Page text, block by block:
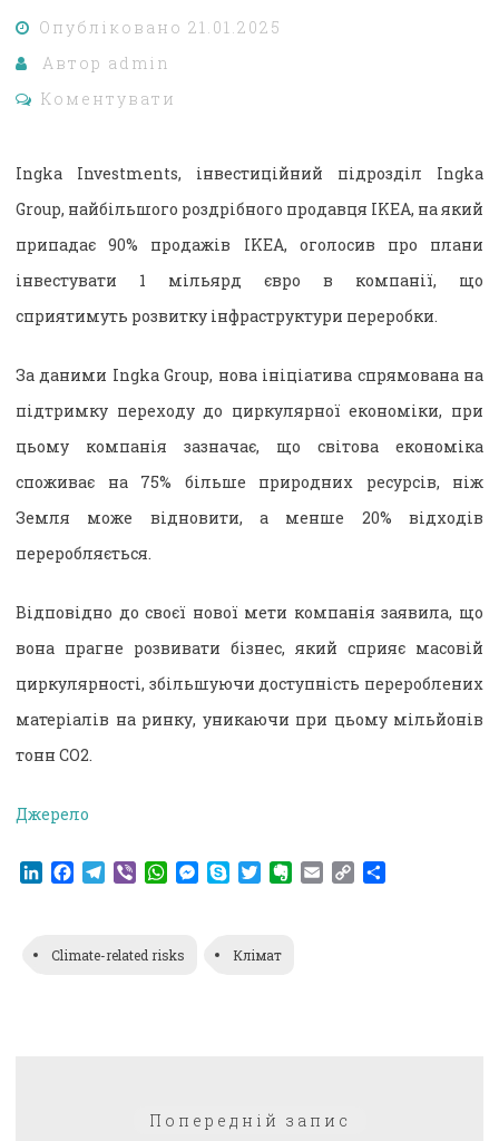
Опубліковано 21.01.2025
Автор admin
Коментувати
Ingka Investments, інвестиційний підрозділ Ingka
Group, найбільшого роздрібного продавця IKEA, на який
припадає 90% продажів IKEA, оголосив про плани
інвестувати 1 мільярд євро в компанії, що
сприятимуть розвитку інфраструктури переробки.
За даними Ingka Group, нова ініціатива спрямована на
підтримку переходу до циркулярної економіки, при
цьому компанія зазначає, що світова економіка
споживає на 75% більше природних ресурсів, ніж
Земля може відновити, а менше 20% відходів
переробляється.
Відповідно до своєї нової мети компанія заявила, що
вона прагне розвивати бізнес, який сприяє масовій
циркулярності, збільшуючи доступність перероблених
матеріалів на ринку, уникаючи при цьому мільйонів
тонн CO2.
Джерело
LinkedIn
Facebook
Telegram
ViberWhatsApp
Messenger
SkypeTwitterEvernote
EmailCopy
Climate-related risks Клімат
Попередній запис